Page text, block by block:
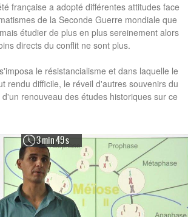
française a adopté différentes attitudes face
de la Seconde Guerre mondiale que
étudier de plus en plus sereinement alors
directs du conflit ne sont plus.
le résistancialisme et dans laquelle le
rendu difficile, le réveil d'autres souvenirs du
renouveau des études historiques sur ce
3 min 49 s